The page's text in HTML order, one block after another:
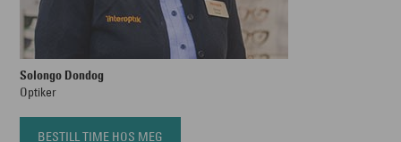
Solongo Dondog
Optiker
BESTILL TIME HOS MEG